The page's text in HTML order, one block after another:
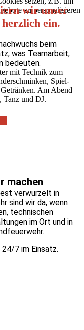
wir unser
ein.
beim
was Teamarbeit,
bedeuten.
mit Technik zum
Spiel-
Am Abend
Tanz und DJ.
machen
verwurzelt in
sind wir da, wenn
technischen
im Ort und in
7 im Einsatz.
zu personalisieren